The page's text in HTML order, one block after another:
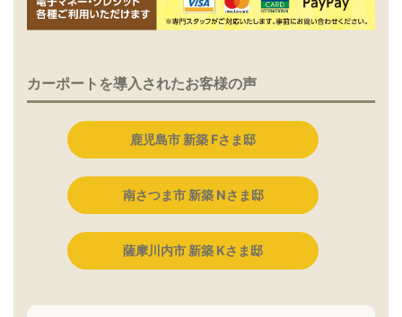
カーポートを導入されたお客様の声
鹿児島市 新築 Fさま邸
南さつま市 新築 Nさま邸
薩摩川内市 新築 Kさま邸